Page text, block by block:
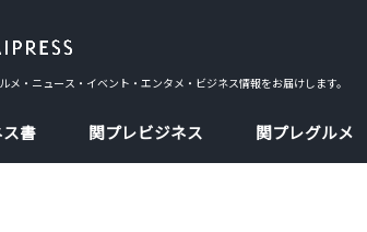
・ニュース・イベント・エンタメ・ビジネス情報をお届けします。
ス書 関プレビジネス 関プレグルメ